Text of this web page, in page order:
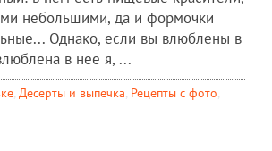
небольшими, да и формочки
Однако, если вы влюблены в
в нее я, ...
, Десерты и выпечка, Рецепты c фото,